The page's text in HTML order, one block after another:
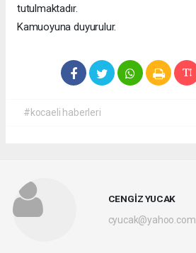
tutulmaktadır.
Kamuoyuna duyurulur.
#kocaeli haberleri
CENGİZ YUCAK
cyucak@yahoo.com